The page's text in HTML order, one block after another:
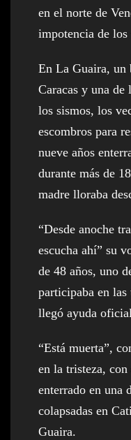
en el norte de
impotencia de los
En La Guaira, un
Caracas y una de
los sismos, los
escombros para
nueve años
durante más de
madre lloraba
“Desde anoche
escucha ahí” su
de 48 años, uno
participaba en las
llegó ayuda
“Está muerta”,
en la tristeza,
enterrado en una
colapsadas en
Guaira.